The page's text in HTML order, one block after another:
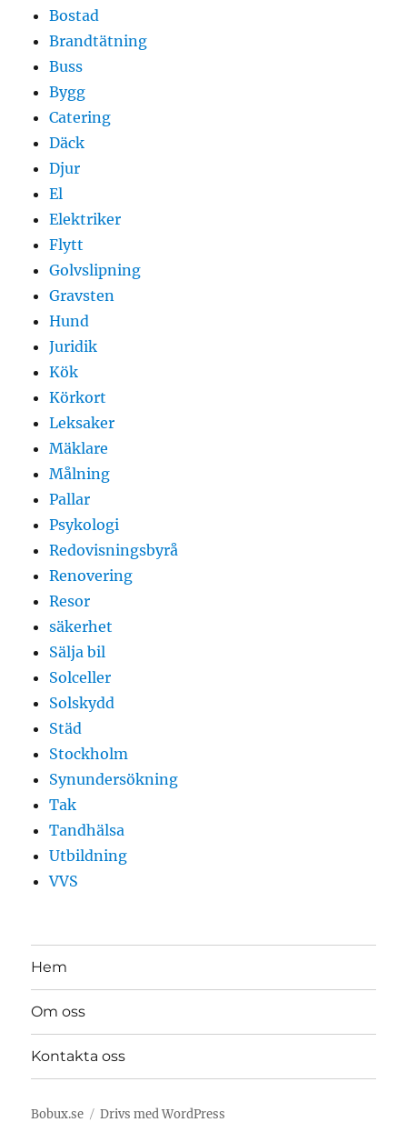
Bostad
Brandtätning
Buss
Bygg
Catering
Däck
Djur
El
Elektriker
Flytt
Golvslipning
Gravsten
Hund
Juridik
Kök
Körkort
Leksaker
Mäklare
Målning
Pallar
Psykologi
Redovisningsbyrå
Renovering
Resor
säkerhet
Sälja bil
Solceller
Solskydd
Städ
Stockholm
Synundersökning
Tak
Tandhälsa
Utbildning
VVS
Hem
Om oss
Kontakta oss
Bobux.se Drivs med WordPress